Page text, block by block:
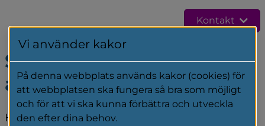
Kontakt
Så här fungerar personlig
assistans
Här kan du läsa vad som gäller för att få
Vi använder kakor
På denna webbplats används kakor (cookies) för
att webbplatsen ska fungera så bra som möjligt
och för att vi ska kunna förbättra och utveckla
den efter dina behov.